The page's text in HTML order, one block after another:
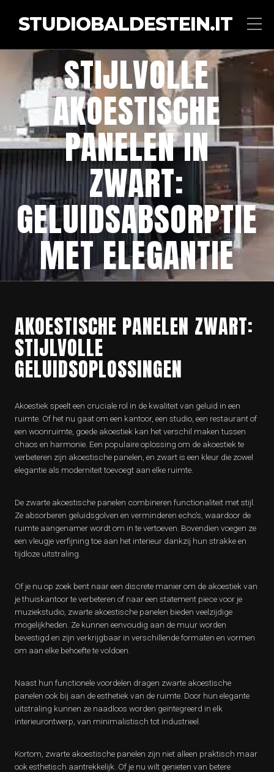
STUDIOBALDESTEIN.IT
STIJLVOLLE
AKOESTISCHE
PANELEN IN
ZWART:
GELUIDSABSORPTIE
MET ELEGANTIE
AKOESTISCHE PANELEN ZWART:
STIJLVOLLE
GELUIDSOPLOSSINGEN
Akoestiek speelt een cruciale rol in de kwaliteit van geluid in een
ruimte. Of het nu gaat om een kantoor, een studio, een restaurant of
een woonruimte, goede akoestiek kan het verschil maken tussen
chaos en harmonie. Een populaire oplossing om de akoestiek te
verbeteren zijn akoestische panelen, en zwart is een kleur die zowel
elegantie als moderniteit toevoegt aan elke ruimte.
De zwarte akoestische panelen combineren functionaliteit met stijl.
Ze absorberen geluidsgolven en verminderen echo’s, waardoor de
ruimte aangenamer wordt om in te vertoeven. Bovendien voegen ze
een vleugje verfijning toe aan het interieur dankzij hun strakke en
tijdloze uitstraling.
Of je nu op zoek bent naar een discrete manier om de akoestiek van
je thuiskantoor te verbeteren of naar een statement piece voor je
muziekstudio, zwarte akoestische panelen bieden veelzijdige
mogelijkheden. Ze kunnen eenvoudig aan de muur worden
bevestigd en zijn verkrijgbaar in verschillende formaten en vormen
om aan elke behoefte te voldoen.
Naast hun functionele voordelen dragen zwarte akoestische
panelen ook bij aan de esthetiek van de ruimte. Door hun elegante
uitstraling kunnen ze naadloos worden geïntegreerd in elk
interieurontwerp, van minimalistisch tot industrieel.
Kortom, zwarte akoestische panelen zijn niet alleen praktisch maar
ook esthetisch aantrekkelijk. Of je nu wilt genieten van betere